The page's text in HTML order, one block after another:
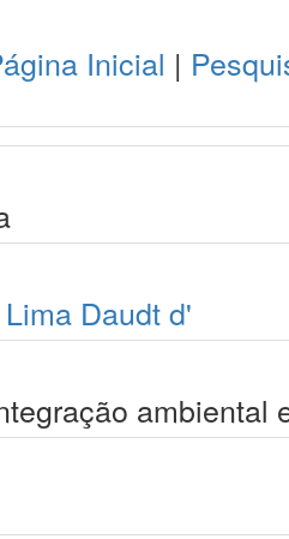
Inicial |
Daudt d'
ambiental